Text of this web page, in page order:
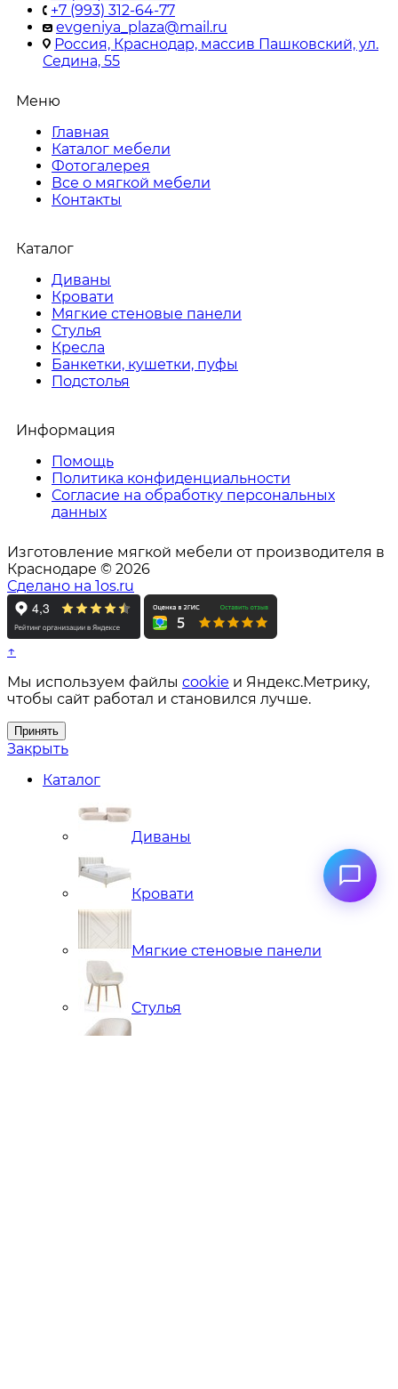
+7 (993) 312-64-77
evgeniya_plaza@mail.ru
Россия, Краснодар, массив Пашковский, ул.
Седина, 55
Меню
Главная
Каталог мебели
Фотогалерея
Все о мягкой мебели
Контакты
Каталог
Диваны
Кровати
Мягкие стеновые панели
Стулья
Кресла
Банкетки, кушетки, пуфы
Подстолья
Информация
Помощь
Политика конфиденциальности
Согласие на обработку персональных
данных
Изготовление мягкой мебели от производителя в
Краснодаре © 2026
Сделано на 1os.ru
↑
Мы используем файлы cookie и Яндекс.Метрику,
чтобы сайт работал и становился лучше.
Принять
Закрыть
Каталог
Диваны
Кровати
Мягкие стеновые панели
Стулья